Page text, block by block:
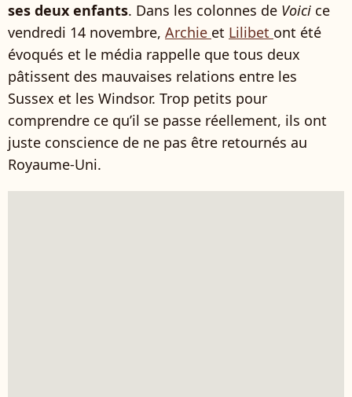
ses deux enfants. Dans les colonnes de Voici ce
vendredi 14 novembre, Archie et Lilibet ont été
évoqués et le média rappelle que tous deux
pâtissent des mauvaises relations entre les
Sussex et les Windsor. Trop petits pour
comprendre ce qu’il se passe réellement, ils ont
juste conscience de ne pas être retournés au
Royaume-Uni.